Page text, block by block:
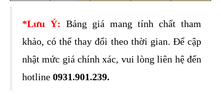
*Lưu Ý: Bảng giá mang tính chất tham
khảo, có thể thay đổi theo thời gian. Để cập
nhật mức giá chính xác, vui lòng liên hệ đến
hotline 0931.901.239.